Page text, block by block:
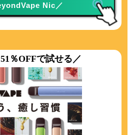
Nic／
％OFFで試せる／